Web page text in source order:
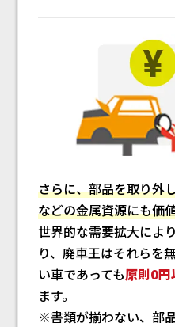
さらに、部品を取り外
などの金属資源にも価
世界的な需要拡大によ
り、廃車王はそれらを
い車であっても原則0円
ます。
※書類が揃わない、部